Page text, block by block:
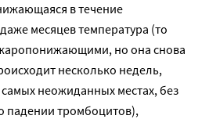
в течение
месяцев температура (то
но она снова
несколько недель,
неожиданных местах, без
падении тромбоцитов),